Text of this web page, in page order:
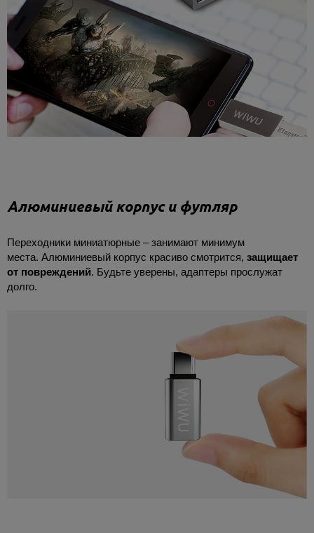
Алюминиевый корпус и футляр
Переходники миниатюрные – занимают минимум
места. Алюминиевый корпус красиво смотрится, защищает
от повреждений. Будьте уверены, адаптеры прослужат
долго.